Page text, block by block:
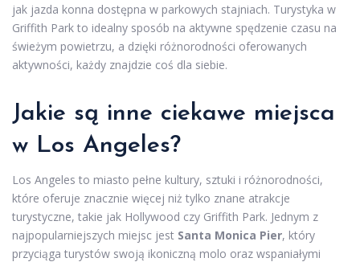
jak jazda konna dostępna w parkowych stajniach. Turystyka w
Griffith Park to idealny sposób na aktywne spędzenie czasu na
świeżym powietrzu, a dzięki różnorodności oferowanych
aktywności, każdy znajdzie coś dla siebie.
Jakie są inne ciekawe miejsca
w Los Angeles?
Los Angeles to miasto pełne kultury, sztuki i różnorodności,
które oferuje znacznie więcej niż tylko znane atrakcje
turystyczne, takie jak Hollywood czy Griffith Park. Jednym z
najpopularniejszych miejsc jest Santa Monica Pier, który
przyciąga turystów swoją ikoniczną molo oraz wspaniałymi